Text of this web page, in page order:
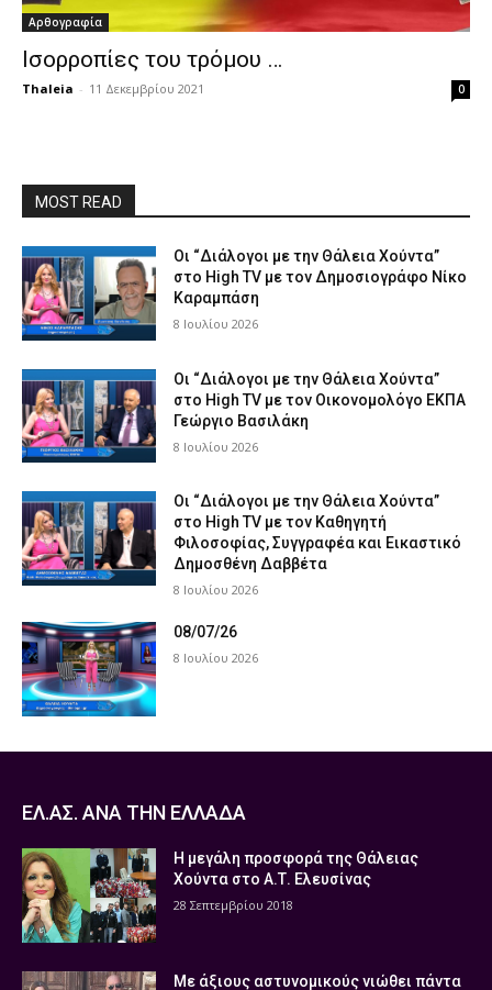
Αρθογραφία
Ισορροπίες του τρόμου …
Thaleia - 11 Δεκεμβρίου 2021 0
MOST READ
Οι “Διάλογοι με την Θάλεια Χούντα”
στο High TV με τον Δημοσιογράφο Νίκο
Καραμπάση
8 Ιουλίου 2026
Οι “Διάλογοι με την Θάλεια Χούντα”
στο High TV με τον Οικονομολόγο ΕΚΠΑ
Γεώργιο Βασιλάκη
8 Ιουλίου 2026
Οι “Διάλογοι με την Θάλεια Χούντα”
στο High TV με τον Καθηγητή
Φιλοσοφίας, Συγγραφέα και Εικαστικό
Δημοσθένη Δαββέτα
8 Ιουλίου 2026
08/07/26
8 Ιουλίου 2026
ΕΛ.ΑΣ. ΑΝΑ ΤΗΝ ΕΛΛΑΔΑ
Η μεγάλη προσφορά της Θάλειας
Χούντα στο Α.Τ. Ελευσίνας
28 Σεπτεμβρίου 2018
Με άξιους αστυνομικούς νιώθει πάντα